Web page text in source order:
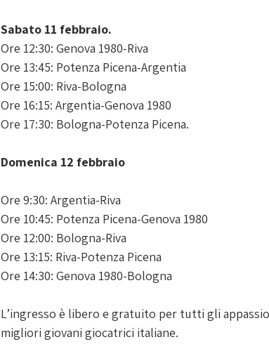
Sabato 11 febbraio.
Ore 12:30: Genova 1980-Riva
Ore 13:45: Potenza Picena-Argentia
Ore 15:00: Riva-Bologna
Ore 16:15: Argentia-Genova 1980
Ore 17:30: Bologna-Potenza Picena.
Domenica 12 febbraio
Ore 9:30: Argentia-Riva
Ore 10:45: Potenza Picena-Genova 1980
Ore 12:00: Bologna-Riva
Ore 13:15: Riva-Potenza Picena
Ore 14:30: Genova 1980-Bologna
L’ingresso è libero e gratuito per tutti gli
migliori giovani giocatrici italiane.